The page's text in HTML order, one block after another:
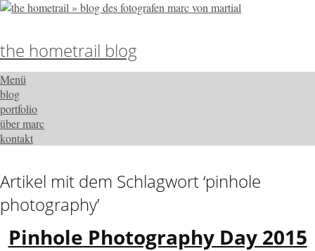
the hometrail blog
Menü
blog
portfolio
über marc
kontakt
Artikel mit dem Schlagwort ‘pinhole
photography’
Pinhole Photography Day 2015